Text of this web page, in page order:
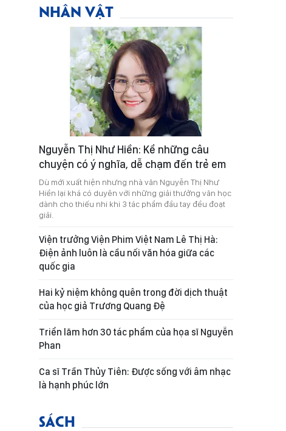
NHÂN VẬT
Nguyễn Thị Như Hiền: Kể những câu
chuyện có ý nghĩa, dễ chạm đến trẻ em
Dù mới xuất hiện nhưng nhà văn Nguyễn Thị Như
Hiền lại khá có duyên với những giải thưởng văn học
dành cho thiếu nhi khi 3 tác phẩm đầu tay đều đoạt
giải.
Viện trưởng Viện Phim Việt Nam Lê Thị Hà:
Điện ảnh luôn là cầu nối văn hóa giữa các
quốc gia
Hai kỷ niệm không quên trong đời dịch thuật
của học giả Trương Quang Đệ
Triển lãm hơn 30 tác phẩm của họa sĩ Nguyễn
Phan
Ca sĩ Trần Thủy Tiên: Được sống với âm nhạc
là hạnh phúc lớn
SÁCH